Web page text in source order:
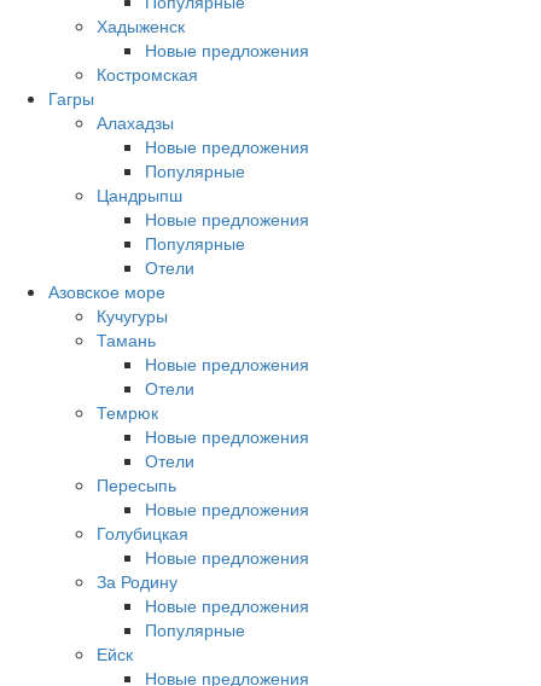
Хадыженск
Новые предложения
Костромская
Гагры
Алахадзы
Новые предложения
Популярные
Цандрыпш
Новые предложения
Популярные
Отели
Азовское море
Кучугуры
Тамань
Новые предложения
Отели
Темрюк
Новые предложения
Отели
Пересыпь
Новые предложения
Голубицкая
Новые предложения
За Родину
Новые предложения
Популярные
Ейск
Новые предложения